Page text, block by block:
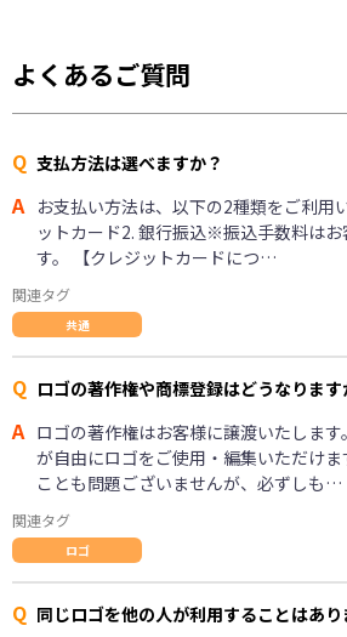
よくあるご質問
Q 支払方法は選べますか？
A お支払い方法は、以下の2種類をご利用
ットカード2. 銀行振込※振込手数料は
す。 【クレジットカードにつ…
関連タグ
共通
Q ロゴの著作権や商標登録はどうなります
A ロゴの著作権はお客様に譲渡いたしま
が自由にロゴをご使用・編集いただけ
ことも問題ございませんが、必ずしも…
関連タグ
ロゴ
Q 同じロゴを他の人が利用することはあり